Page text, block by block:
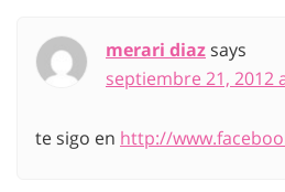
merari diazsays
septiembre 21, 2012
te sigo en http://